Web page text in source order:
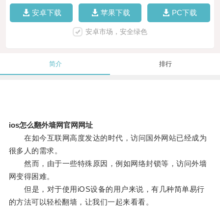
安卓下载 苹果下载 PC下载
安卓市场，安全绿色
简介 排行
ios怎么翻外墙网官网网址
在如今互联网高度发达的时代，访问国外网站已经成为
很多人的需求。
然而，由于一些特殊原因，例如网络封锁等，访问外墙
网变得困难。
但是，对于使用iOS设备的用户来说，有几种简单易行
的方法可以轻松翻墙，让我们一起来看看。